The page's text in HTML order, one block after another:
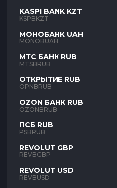
KASPI BANK KZT
KSPBKZT
МОНОБАНК UAH
MONOBUAH
МТС БАНК RUB
MTSBRUB
ОТКРЫТИЕ RUB
OPNBRUB
OZON БАНК RUB
OZONBRUB
ПСБ RUB
PSBRUB
REVOLUT GBP
REVBGBP
REVOLUT USD
REVBUSD